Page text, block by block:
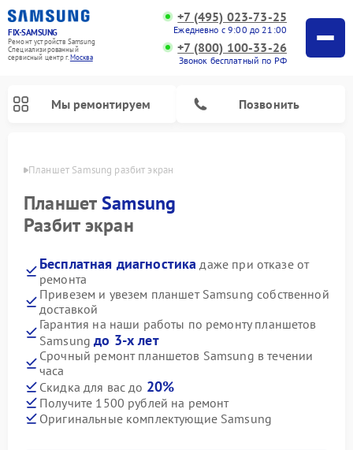
FIX-SAMSUNG
Ремонт устройств Samsung
Специализированный
cервисный центр г.Москва
+7 (495) 023-73-25
Ежедневно с 9:00 до 21:00
+7 (800) 100-33-26
Звонок бесплатный по РФ
Мы ремонтируем Позвонить
Планшет Samsung разбит экран
ПланшетSamsung
Разбит экран
Бесплатная диагностика даже при отказе от
ремонта
Привезем и увезем планшет Samsung собственной
доставкой
Гарантия на наши работы по ремонту планшетов
Samsungдо 3-х лет
Срочный ремонт планшетов Samsung в течении
часа
Скидка для вас до 20%
Получите 1500 рублей на ремонт
Оригинальные комплектующие Samsung